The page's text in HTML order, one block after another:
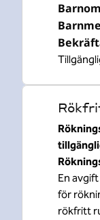
En
för
rökfritt